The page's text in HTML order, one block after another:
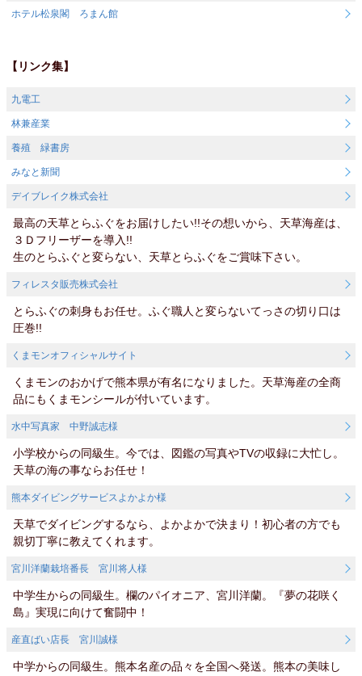
ホテル松泉閣 ろまん館
【リンク集】
九電工
林兼産業
養殖 緑書房
みなと新聞
デイブレイク株式会社
最高の天草とらふぐをお届けしたい!!その想いから、天草海産は、
３Ｄフリーザーを導入!!
生のとらふぐと変らない、天草とらふぐをご賞味下さい。
フィレスタ販売株式会社
とらふぐの刺身もお任せ。ふぐ職人と変らないてっさの切り口は
圧巻!!
くまモンオフィシャルサイト
くまモンのおかげで熊本県が有名になりました。天草海産の全商
品にもくまモンシールが付いています。
水中写真家 中野誠志様
小学校からの同級生。今では、図鑑の写真やTVの収録に大忙し。
天草の海の事ならお任せ！
熊本ダイビングサービスよかよか様
天草でダイビングするなら、よかよかで決まり！初心者の方でも
親切丁寧に教えてくれます。
宮川洋蘭栽培番長 宮川将人様
中学生からの同級生。欄のパイオニア、宮川洋蘭。『夢の花咲く
島』実現に向けて奮闘中！
産直ばい店長 宮川誠様
中学からの同級生。熊本名産の品々を全国へ発送。熊本の美味し